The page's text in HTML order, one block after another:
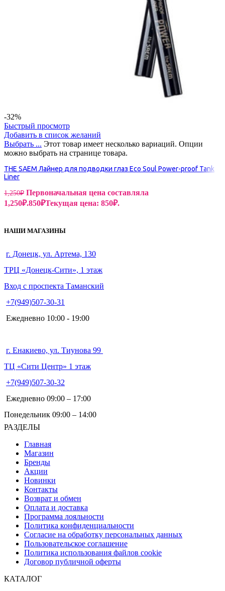
-32%
Быстрый просмотр
Добавить в список желаний
Выбрать ... Этот товар имеет несколько вариаций. Опции
можно выбрать на странице товара.
THE SAEM Лайнер для подводки глаз Eco Soul Power-proof Tank
Liner
1,250₽ Первоначальная цена составляла
1,250₽.850₽Текущая цена: 850₽.
НАШИ МАГАЗИНЫ
г. Донецк, ул. Артема, 130
ТРЦ «Донецк-Сити», 1 этаж
Вход с проспекта Таманский
+7(949)507-30-31
Ежедневно 10:00 - 19:00
г. Енакиево, ул. Тиунова 99
ТЦ «Сити Центр» 1 этаж
+7(949)507-30-32
Ежедневно 09:00 – 17:00
Понедельник 09:00 – 14:00
РАЗДЕЛЫ
Главная
Магазин
Бренды
Акции
Новинки
Контакты
Возврат и обмен
Оплата и доставка
Программа лояльности
Политика конфиденциальности
Согласие на обработку персональных данных
Пользовательское соглашение
Политика использования файлов cookie
Договор публичной оферты
КАТАЛОГ